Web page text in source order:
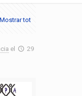
Mostrar tot
el
29